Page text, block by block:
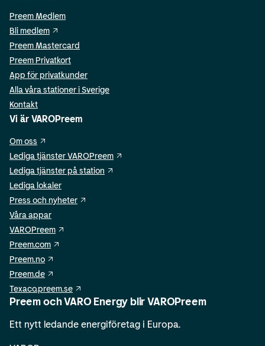
Preem Medlem
Bli medlem
Preem Mastercard
Preem Privatkort
App för privatkunder
Alla våra stationer i Sverige
Kontakt
Vi är VAROPreem
Om oss
Lediga tjänster VAROPreem
Lediga tjänster på station
Lediga lokaler
Press och nyheter
Våra appar
VAROPreem
Preem.com
Preem.no
Preem.de
Texaco.preem.se
Preem och VARO Energy blir VAROPreem
Ett nytt ledande energiföretag i Europa.